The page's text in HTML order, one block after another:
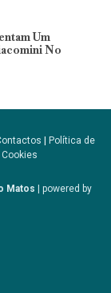
Um
No
Política de
Cookies
Matos | powered by